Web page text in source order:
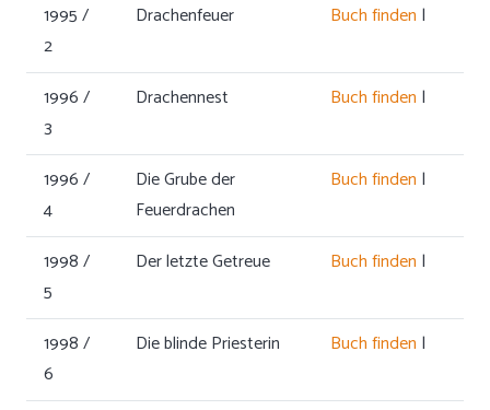
1995 /
2
Drachenfeuer Buch finden |
1996 /
3
Drachennest Buch finden |
1996 /
4
Die Grube der
Feuerdrachen
Buch finden |
1998 /
5
Der letzte Getreue Buch finden |
1998 /
6
Die blinde Priesterin Buch finden |